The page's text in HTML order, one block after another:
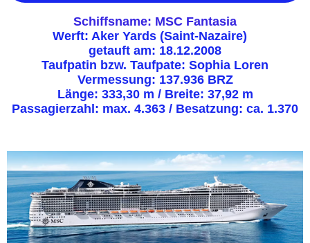
Schiffsname: MSC Fantasia
Werft: Aker Yards (Saint-Nazaire)
getauft am: 18.12.2008
Taufpatin bzw. Taufpate: Sophia Loren
Vermessung: 137.936 BRZ
Länge: 333,30 m / Breite: 37,92 m
Passagierzahl: max. 4.363 / Besatzung: ca. 1.370